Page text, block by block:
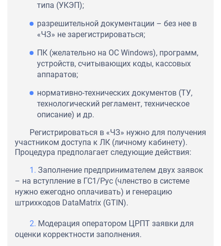
типа (УКЭП);
разрешительной документации – без нее в
«ЧЗ» не зарегистрироваться;
ПК (желательно на OC Windows), программ,
устройств, считывающих коды, кассовых
аппаратов;
нормативно-технических документов (ТУ,
технологический регламент, техническое
описание) и др.
Регистрироваться в «ЧЗ» нужно для получения
участником доступа к ЛК (личному кабинету).
Процедура предполагает следующие действия:
Заполнение предпринимателем двух заявок
– на вступление в ГС1/Рус (членство в системе
нужно ежегодно оплачивать) и генерацию
штрихкодов DataMatrix (GTIN).
Модерация оператором ЦРПТ заявки для
оценки корректности заполнения.